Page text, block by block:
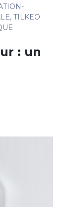
, TILKEO
: un